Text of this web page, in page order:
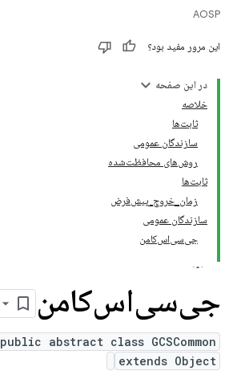
AOSP
این مرور مفید بود؟
در این صفحه
خلاصه
ثابت‌ها
سازندگان عمومی
روش‌های محافظت‌شده
ثابت‌ها
زمان_خروج_پیش‌فرض
سازندگان عمومی
جی‌سی‌اس‌کامن
جی‌سی‌اس‌کامن
public abstract class GCSCommon
extends Object